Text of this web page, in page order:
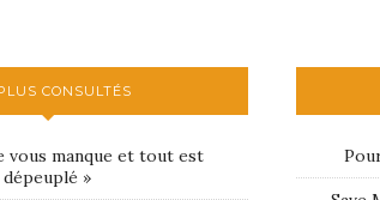
CONSULTÉS
vous manque et tout est
dépeuplé »